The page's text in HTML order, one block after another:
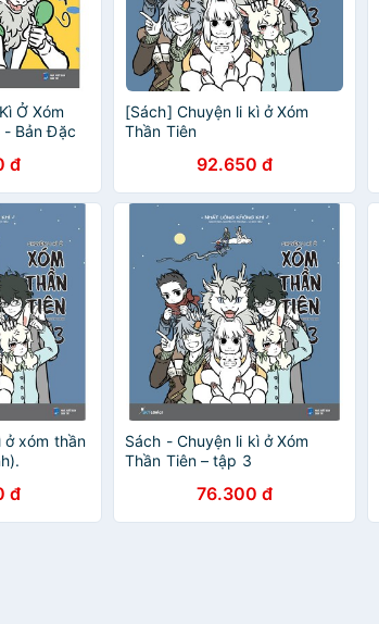
Ở Xóm
- Bản Đặc
Cắt Hình
đ
[Sách] Chuyện li kì ở Xóm
Thần Tiên
92.650 đ
ở xóm thần
đ
Sách - Chuyện li kì ở Xóm
Thần Tiên – tập 3
76.300 đ